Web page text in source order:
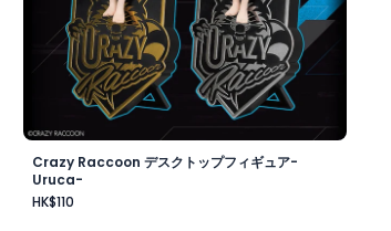
Crazy Raccoon デスクトップフィギュア-
Uruca-
HK$110